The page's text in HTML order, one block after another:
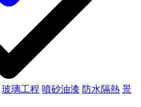
玻璃工程 噴砂油漆 防水隔熱 景